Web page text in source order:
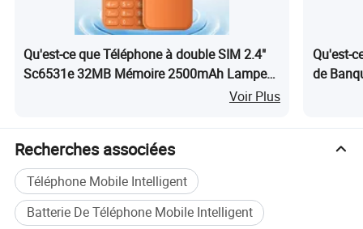
paquet demandé?
R: Oui, nous avons accepté la commande OEM, en
imprimant votre logo et le paquet de conception comme
votre demande.
Q3 : quels types de conditions de paiement disposez-vous
?
A: T/T, paypal, WESTERN Union, paiement sécurisé,
assurance commerciale, etc
Q4: Quel est l'emballage de vos produits?
Qu'est-ce que Téléphone à double SIM 2.4"
Sc6531e 32MB Mémoire 2500mAh Lampe
de poche Radio FM Carte TF Compacte 2g
Voir Plus
Qu'est-
de
Recherches associées
Téléphone Mobile Intelligent
Batterie De Téléphone Mobile Intelligent